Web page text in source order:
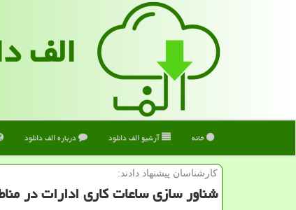
الف
خانه آرشیو الف دانلود درباره الف دانلود
كارشناسان پیشنهاد دادند:
شناور سازی ساعات كاری ادارات در